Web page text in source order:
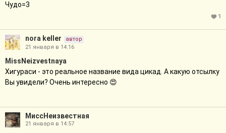
Чудо=3
1
nora keller
автор
21 января в 14:16
MissNeizvestnaya
Хигураси - это реальное название вида цикад. А какую отсылку
Вы увидели? Очень интересно 😍
МиссНеизвестная
21 января в 14:57